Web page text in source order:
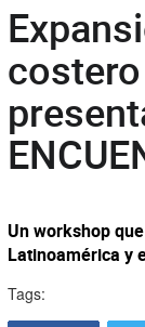
Un workshop
Latinoamérica y
Tags: